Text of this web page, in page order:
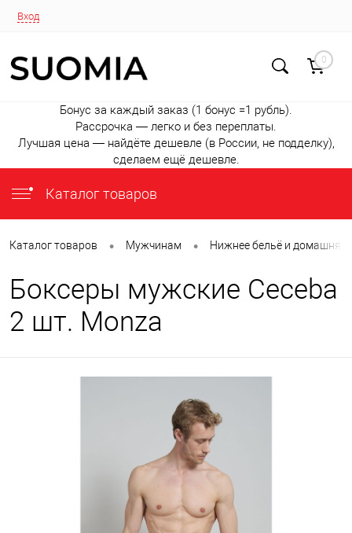
Вход
0
Бонус за каждый заказ (1 бонус =1 рубль).
Рассрочка — легко и без переплаты.
Лучшая цена — найдёте дешевле (в России, не подделку),
сделаем ещё дешевле.
Каталог товаров
Каталог товаров • Мужчинам • Нижнее бельё и домашняя
Боксеры мужские Ceceba
2 шт. Monza